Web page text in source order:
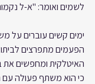
לשמים ואומר: "א-ל
ימים קשים עוברים על
הפעמים מתפרצים
האיטלקית ומחפשים את
כי הוא משתף פעולה עם